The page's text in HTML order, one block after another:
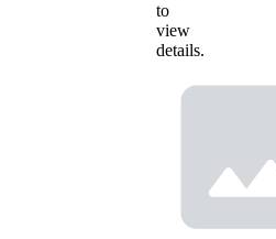
to
view
details.